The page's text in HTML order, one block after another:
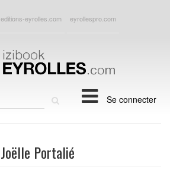
editions-eyrolles.com eyrollespro.com
Se connecter
Joëlle Portalié